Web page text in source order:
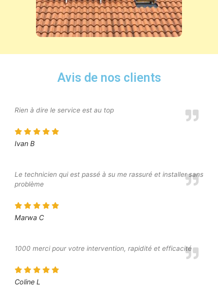
Avis de nos clients
Rien à dire le service est au top
Ivan B
Le technicien qui est passé à su me rassuré et installer sans
problème
Marwa C
1000 merci pour votre intervention, rapidité et efficacité
Coline L